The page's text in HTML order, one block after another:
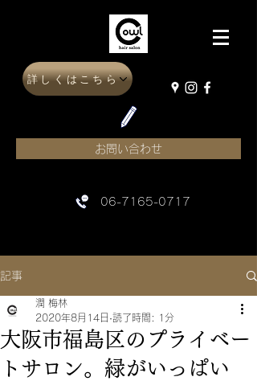
詳しくはこちら
お問い合わせ
06-7165-0717
記事
大阪市福島区のプライベー
トサロン。緑がいっぱい
潤 梅林
2020年8月14日 読了時間: 1分